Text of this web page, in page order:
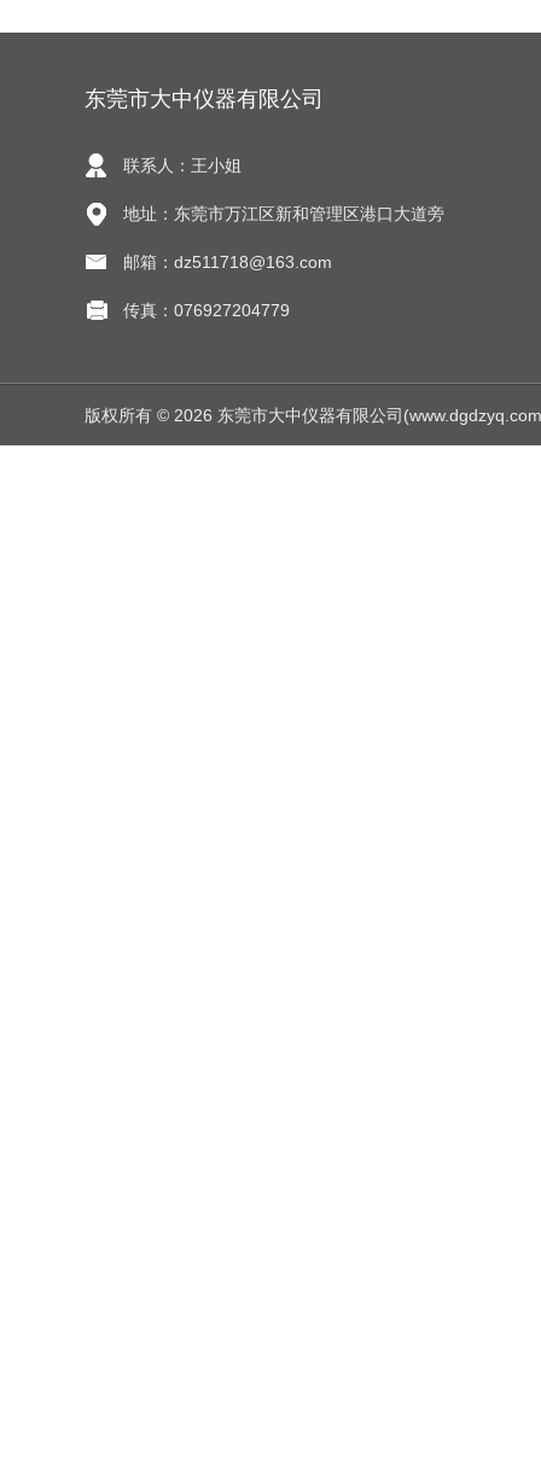
东莞市大中仪器有限公司
联系人：王小姐
地址：东莞市万江区新和管理区港口大道旁
邮箱：dz511718@163.com
传真：076927204779
版权所有 © 2026 东莞市大中仪器有限公司